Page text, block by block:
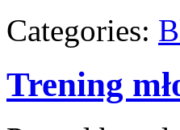
Categories:
Trening